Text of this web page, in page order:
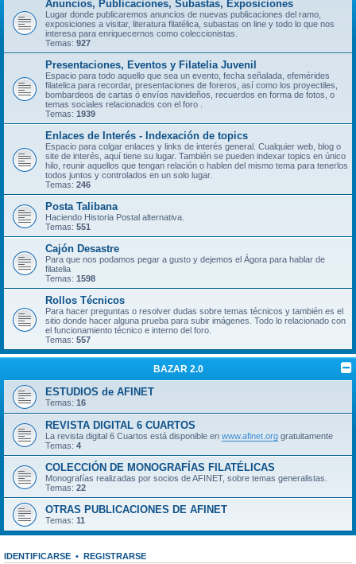
Anuncios, Publicaciones, Subastas, Exposiciones
Lugar donde publicaremos anuncios de nuevas publicaciones del ramo,
exposiciones a visitar, literatura filatélica, subastas on line y todo lo que nos
interesa para enriquecernos como coleccionistas.
Temas: 927
Presentaciones, Eventos y Filatelia Juvenil
Espacio para todo aquello que sea un evento, fecha señalada, efemérides
filatelica para recordar, presentaciones de foreros, así como los proyectiles,
bombardeos de cartas ó envíos navideños, recuerdos en forma de fotos, o
temas sociales relacionados con el foro .
Temas: 1939
Enlaces de Interés - Indexación de topics
Espacio para colgar enlaces y links de interés general. Cualquier web, blog o
site de interés, aquí tiene su lugar. También se pueden indexar topics en único
hilo, reunir aquellos que tengan relación o hablen del mismo tema para tenerlos
todos juntos y controlados en un solo lugar.
Temas: 246
Posta Talibana
Haciendo Historia Postal alternativa.
Temas: 551
Cajón Desastre
Para que nos podamos pegar a gusto y dejemos el Ágora para hablar de
filatelia
Temas: 1598
Rollos Técnicos
Para hacer preguntas o resolver dudas sobre temas técnicos y también es el
sitio donde hacer alguna prueba para subir imágenes. Todo lo relacionado con
el funcionamiento técnico e interno del foro.
Temas: 557
BAZAR 2.0
ESTUDIOS de AFINET
Temas: 16
REVISTA DIGITAL 6 CUARTOS
La revista digital 6 Cuartos está disponible en www.afinet.org gratuitamente
Temas: 4
COLECCIÓN DE MONOGRAFÍAS FILATÉLICAS
Monografías realizadas por socios de AFINET, sobre temas generalistas.
Temas: 22
OTRAS PUBLICACIONES DE AFINET
Temas: 11
IDENTIFICARSE • REGISTRARSE